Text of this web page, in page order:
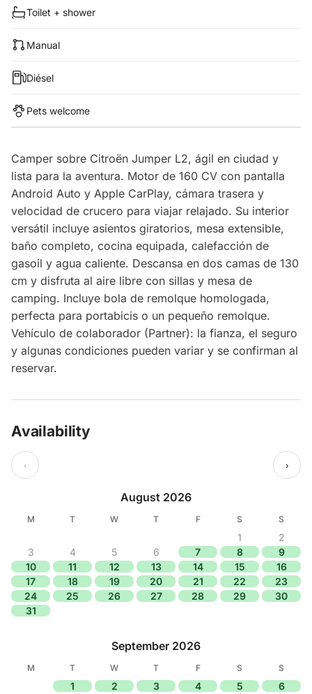
Toilet + shower
Manual
Diésel
Pets welcome
Camper sobre Citroën Jumper L2, ágil en ciudad y
lista para la aventura. Motor de 160 CV con pantalla
Android Auto y Apple CarPlay, cámara trasera y
velocidad de crucero para viajar relajado. Su interior
versátil incluye asientos giratorios, mesa extensible,
baño completo, cocina equipada, calefacción de
gasoil y agua caliente. Descansa en dos camas de 130
cm y disfruta al aire libre con sillas y mesa de
camping. Incluye bola de remolque homologada,
perfecta para portabicis o un pequeño remolque.
Vehículo de colaborador (Partner): la fianza, el seguro
y algunas condiciones pueden variar y se confirman al
reservar.
Availability
‹ ›
August 2026
M T W T F S S
1
2
3
4 5 6 7 8
9
10
11 12 13 14 15
16
17
18 19 20 21 22
23
24
25 26 27 28 29
30
31
September 2026
M T W T F S S
1 2 3 4 5
6